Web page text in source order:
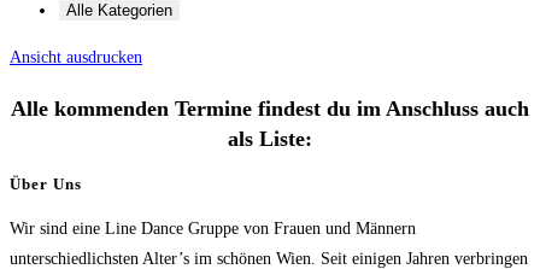
Alle Kategorien
Ansicht ausdrucken
Alle kommenden Termine findest du im Anschluss auch
als Liste:
Über Uns
Wir sind eine Line Dance Gruppe von Frauen und Männern
unterschiedlichsten Alter’s im schönen Wien. Seit einigen Jahren verbringen